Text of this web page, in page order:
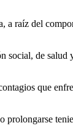
raíz del
de salud
que